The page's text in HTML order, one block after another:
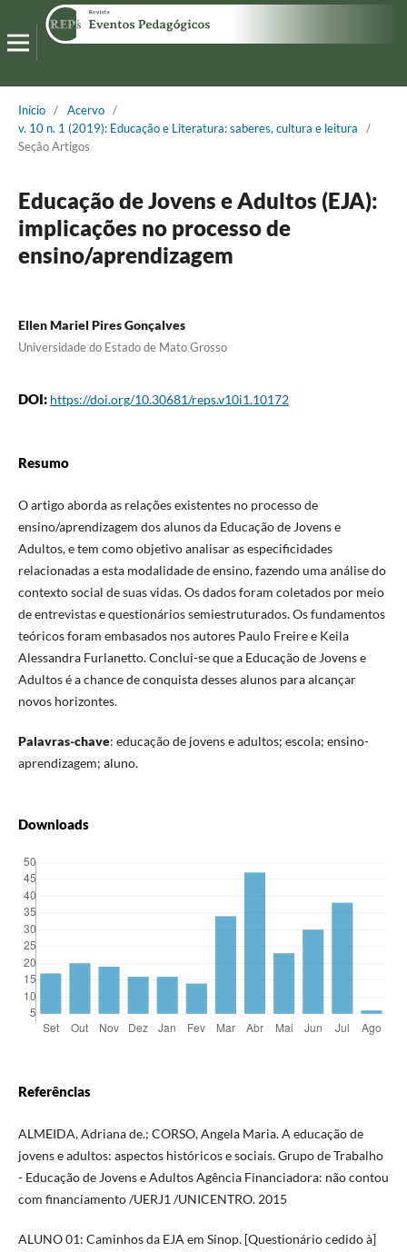
Início / Acervo /
v. 10 n. 1 (2019): Educação e Literatura: saberes, cultura e leitura
/
Seção Artigos
Educação de Jovens e Adultos (EJA):
implicações no processo de
ensino/aprendizagem
Ellen Mariel Pires Gonçalves
Universidade do Estado de Mato Grosso
DOI: https://doi.org/10.30681/reps.v10i1.10172
Resumo
O artigo aborda as relações existentes no processo de
ensino/aprendizagem dos alunos da Educação de Jovens e
Adultos, e tem como objetivo analisar as especificidades
relacionadas a esta modalidade de ensino, fazendo uma análise do
contexto social de suas vidas. Os dados foram coletados por meio
de entrevistas e questionários semiestruturados. Os fundamentos
teóricos foram embasados nos autores Paulo Freire e Keila
Alessandra Furlanetto. Conclui-se que a Educação de Jovens e
Adultos é a chance de conquista desses alunos para alcançar
novos horizontes.
Palavras-chave: educação de jovens e adultos; escola; ensino-
aprendizagem; aluno.
Downloads
Referências
ALMEIDA, Adriana de.; CORSO, Angela Maria. A educação de
jovens e adultos: aspectos históricos e sociais. Grupo de Trabalho
- Educação de Jovens e Adultos Agência Financiadora: não contou
com financiamento /UERJ1 /UNICENTRO. 2015
ALUNO 01: Caminhos da EJA em Sinop. [Questionário cedido à]